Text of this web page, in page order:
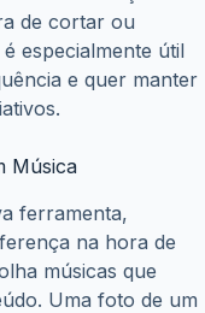
de cortar ou
especialmente útil
e quer manter
Música
ferramenta,
na hora de
músicas que
Uma foto de um